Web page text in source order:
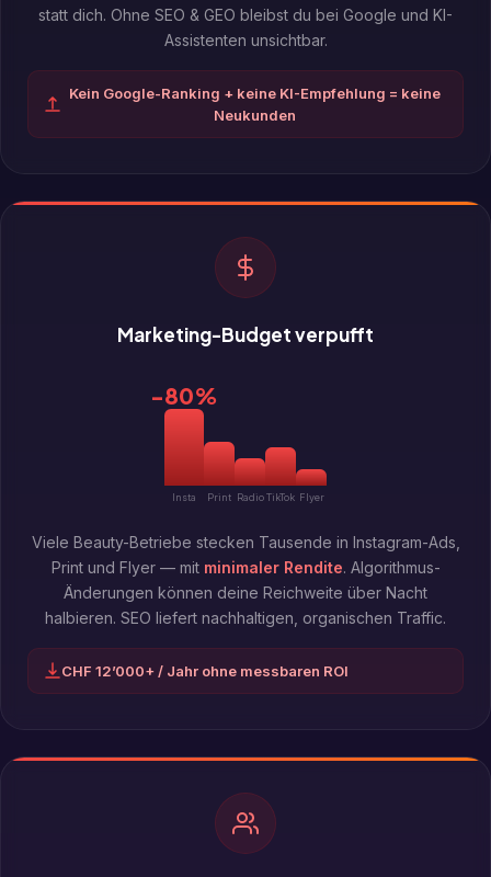
statt dich. Ohne SEO & GEO bleibst du bei Google und KI-
Assistenten unsichtbar.
Kein Google-Ranking + keine KI-Empfehlung = keine
Neukunden
Marketing-Budget verpufft
−80%
Viele Beauty-Betriebe stecken Tausende in Instagram-Ads,
Print und Flyer — mit minimaler Rendite. Algorithmus-
Änderungen können deine Reichweite über Nacht
halbieren. SEO liefert nachhaltigen, organischen Traffic.
CHF 12’000+ / Jahr ohne messbaren ROI